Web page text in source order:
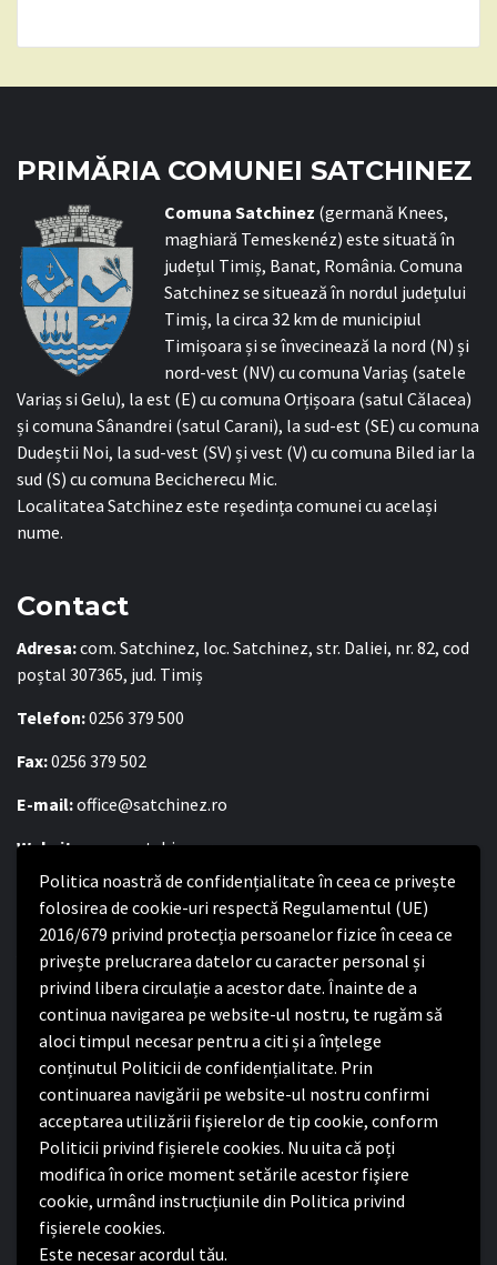
Politica noastră de confidențialitate în ceea ce privește
folosirea de cookie-uri respectă Regulamentul (UE)
2016/679 privind protecția persoanelor fizice în ceea ce
privește prelucrarea datelor cu caracter personal și
privind libera circulație a acestor date. Înainte de a
continua navigarea pe website-ul nostru, te rugăm să
aloci timpul necesar pentru a citi și a înțelege
conținutul Politicii de confidențialitate. Prin
continuarea navigării pe website-ul nostru confirmi
acceptarea utilizării fişierelor de tip cookie, conform
Politicii privind fișierele cookies. Nu uita că poți
modifica în orice moment setările acestor fişiere
cookie, urmând instrucțiunile din Politica privind
fișierele cookies.
Este necesar acordul tău.
PRIMĂRIA COMUNEI SATCHINEZ
Comuna Satchinez (germană Knees,
maghiară Temeskenéz) este situată în
județul Timiș, Banat, România. Comuna
Satchinez se situează în nordul județului
Timiș, la circa 32 km de municipiul
Timișoara și se învecinează la nord (N) și
nord-vest (NV) cu comuna Variaș (satele
Variaș si Gelu), la est (E) cu comuna Orțișoara (satul Călacea)
și comuna Sânandrei (satul Carani), la sud-est (SE) cu comuna
Dudeștii Noi, la sud-vest (SV) și vest (V) cu comuna Biled iar la
sud (S) cu comuna Becicherecu Mic.
Localitatea Satchinez este reședința comunei cu același
nume.
Contact
Adresa:com. Satchinez, loc. Satchinez, str. Daliei, nr. 82, cod
poștal 307365, jud. Timiș
Telefon:0256 379 500
Fax:0256 379 502
E-mail:office@satchinez.ro
Website:www.satchinez.ro
Program cu publicul:
Luni – Joi:8:00-16:30
Vineri:8:00 – 14:00
Politica de confidențialitate
Politica de confidențialitate
Nota de informare privind implementarea Regulamentului
(UE) 2016/679
Termeni și condiții de utilizare website